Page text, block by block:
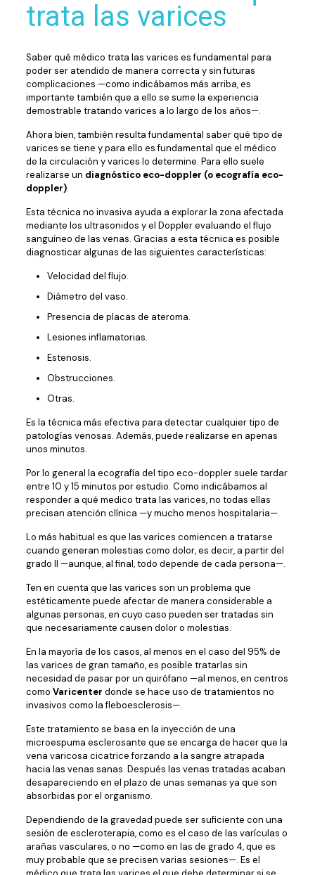
trata las varices
Saber qué médico trata las varices es fundamental para
poder ser atendido de manera correcta y sin futuras
complicaciones —como indicábamos más arriba, es
importante también que a ello se sume la experiencia
demostrable tratando varices a lo largo de los años—.
Ahora bien, también resulta fundamental saber qué tipo de
varices se tiene y para ello es fundamental que el médico
de la circulación y varices lo determine. Para ello suele
realizarse un diagnóstico eco-doppler (o ecografía eco-
doppler).
Esta técnica no invasiva ayuda a explorar la zona afectada
mediante los ultrasonidos y el Doppler evaluando el flujo
sanguíneo de las venas. Gracias a esta técnica es posible
diagnosticar algunas de las siguientes características:
Velocidad del flujo.
Diámetro del vaso.
Presencia de placas de ateroma.
Lesiones inflamatorias.
Estenosis.
Obstrucciones.
Otras.
Es la técnica más efectiva para detectar cualquier tipo de
patologías venosas. Además, puede realizarse en apenas
unos minutos.
Por lo general la ecografía del tipo eco-doppler suele tardar
entre 10 y 15 minutos por estudio. Como indicábamos al
responder a qué medico trata las varices, no todas ellas
precisan atención clínica —y mucho menos hospitalaria—.
Lo más habitual es que las varices comiencen a tratarse
cuando generan molestias como dolor, es decir, a partir del
grado II —aunque, al final, todo depende de cada persona—.
Ten en cuenta que las varices son un problema que
estéticamente puede afectar de manera considerable a
algunas personas, en cuyo caso pueden ser tratadas sin
que necesariamente causen dolor o molestias.
En la mayoría de los casos, al menos en el caso del 95% de
las varices de gran tamaño, es posible tratarlas sin
necesidad de pasar por un quirófano —al menos, en centros
como Varicenter donde se hace uso de tratamientos no
invasivos como la fleboesclerosis—.
Este tratamiento se basa en la inyección de una
microespuma esclerosante que se encarga de hacer que la
vena varicosa cicatrice forzando a la sangre atrapada
hacia las venas sanas. Después las venas tratadas acaban
desapareciendo en el plazo de unas semanas ya que son
absorbidas por el organismo.
Dependiendo de la gravedad puede ser suficiente con una
sesión de escleroterapia, como es el caso de las varículas o
arañas vasculares, o no —como en las de grado 4, que es
muy probable que se precisen varias sesiones—. Es el